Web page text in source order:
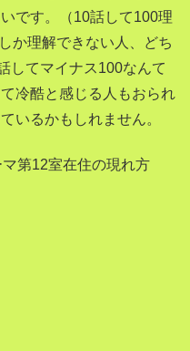
です。（10話して100理
か理解できない人、どち
してマイナス100なんて
冷酷と感じる人もおられ
いるかもしれません。
第12室在住の現れ方